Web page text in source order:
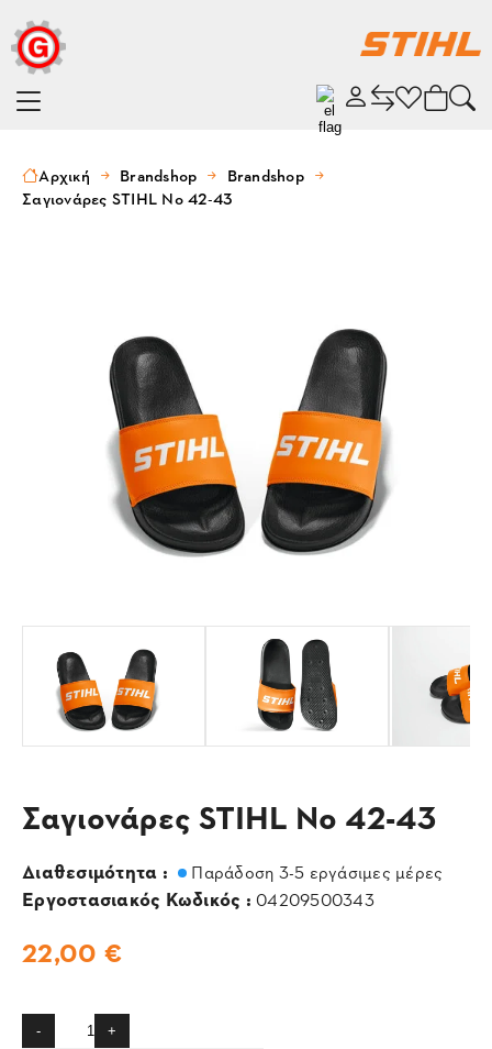
Αρχική Brandshop
Brandshop
Σαγιονάρες STIHL No 42-43
Σαγιονάρες STIHL No 42-43
Διαθεσιμότητα : Παράδοση 3-5 εργάσιμες μέρες
Εργοστασιακός Κωδικός : 04209500343
22,00 €
- +